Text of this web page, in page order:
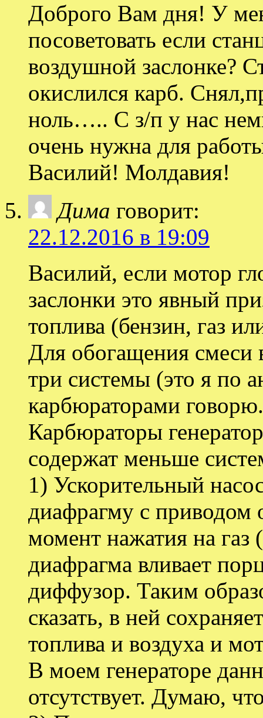
Доброго Вам дня! У
посоветовать если
воздушной заслонке?
окислился карб.
ноль….. С з/п у нас
очень нужна для
Василий! Молдавия!
Дима говорит:
22.12.2016 в 19:09
Василий, если мотор
заслонки это явный
топлива (бензин, газ
Для обогащения смеси
три системы (это я по
карбюраторами
Карбюраторы
содержат меньше
1) Ускорительный
диафрагму с приводом
момент нажатия на газ
диафрагма вливает
диффузор. Таким
сказать, в ней
топлива и воздуха и
В моем генераторе
отсутствует. Думаю,